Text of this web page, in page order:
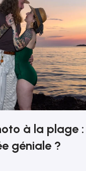
à la plage
géniale ?